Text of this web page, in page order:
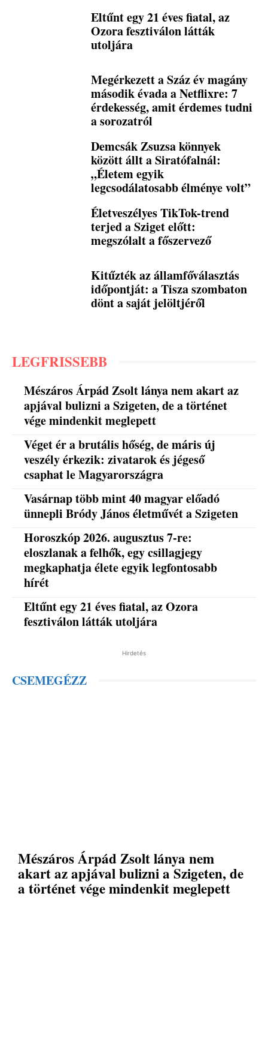
Eltűnt egy 21 éves fiatal, az
Ozora fesztiválon látták
utoljára
Megérkezett a Száz év magány
második évada a Netflixre: 7
érdekesség, amit érdemes tudni
a sorozatról
Demcsák Zsuzsa könnyek
között állt a Siratófalnál:
„Életem egyik
legcsodálatosabb élménye volt”
Életveszélyes TikTok-trend
terjed a Sziget előtt:
megszólalt a főszervező
Kitűzték az államfőválasztás
időpontját: a Tisza szombaton
dönt a saját jelöltjéről
LEGFRISSEBB
Mészáros Árpád Zsolt lánya nem akart az
apjával bulizni a Szigeten, de a történet
vége mindenkit meglepett
Véget ér a brutális hőség, de máris új
veszély érkezik: zivatarok és jégeső
csaphat le Magyarországra
Vasárnap több mint 40 magyar előadó
ünnepli Bródy János életművét a Szigeten
Horoszkóp 2026. augusztus 7-re:
eloszlanak a felhők, egy csillagjegy
megkaphatja élete egyik legfontosabb
hírét
Eltűnt egy 21 éves fiatal, az Ozora
fesztiválon látták utoljára
Hirdetés
CSEMEGÉZZ
Mészáros Árpád Zsolt lánya nem
akart az apjával bulizni a Szigeten, de
a történet vége mindenkit meglepett